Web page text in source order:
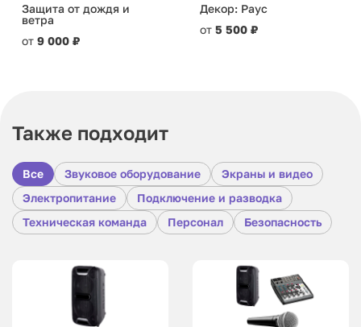
Защита от дождя и
ветра
от 9 000 ₽
Декор: Раус
от 5 500 ₽
Также подходит
Все Звуковое оборудование
Экраны и видео
Электропитание
Подключение и разводка
Техническая команда
Персонал Безопасность